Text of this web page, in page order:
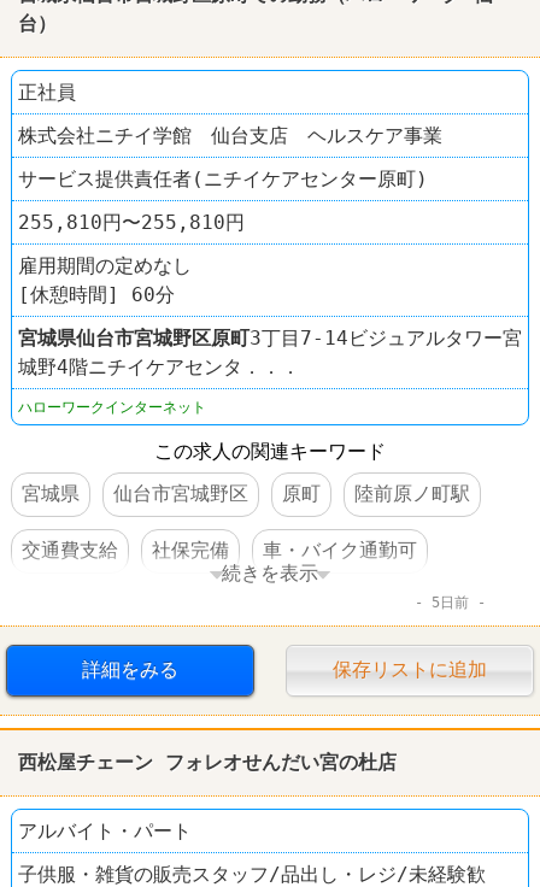
台）
正社員
株式会社ニチイ学館 仙台支店 ヘルスケア事業
サービス提供責任者(ニチイケアセンター原町)
255,810円〜255,810円
雇用期間の定めなし
[休憩時間] 60分
宮城県仙台市宮城野区原町3丁目7-14ビジュアルタワー宮
城野4階ニチイケアセンタ．．．
ハローワークインターネット
この求人の関連キーワード
宮城県
仙台市宮城野区 原町 陸前原ノ町駅
交通費支給 社保完備 車・バイク通勤可
続きを表示
5日前
詳細をみる 保存リストに追加
西松屋チェーン フォレオせんだい宮の杜店
アルバイト・パート
子供服・雑貨の販売スタッフ/品出し・レジ/未経験歓